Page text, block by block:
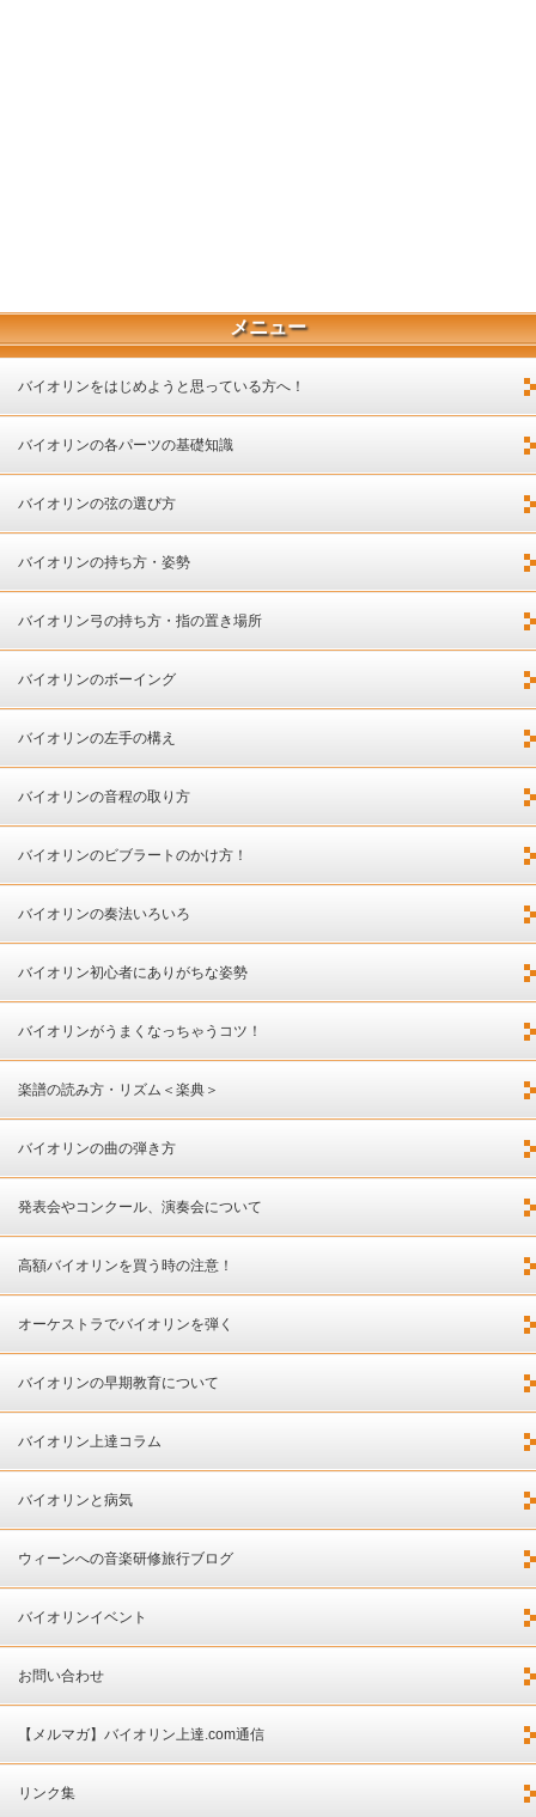
メニュー
バイオリンをはじめようと思っている方へ！
バイオリンの各パーツの基礎知識
バイオリンの弦の選び方
バイオリンの持ち方・姿勢
バイオリン弓の持ち方・指の置き場所
バイオリンのボーイング
バイオリンの左手の構え
バイオリンの音程の取り方
バイオリンのビブラートのかけ方！
バイオリンの奏法いろいろ
バイオリン初心者にありがちな姿勢
バイオリンがうまくなっちゃうコツ！
楽譜の読み方・リズム＜楽典＞
バイオリンの曲の弾き方
発表会やコンクール、演奏会について
高額バイオリンを買う時の注意！
オーケストラでバイオリンを弾く
バイオリンの早期教育について
バイオリン上達コラム
バイオリンと病気
ウィーンへの音楽研修旅行ブログ
バイオリンイベント
お問い合わせ
【メルマガ】バイオリン上達.com通信
リンク集